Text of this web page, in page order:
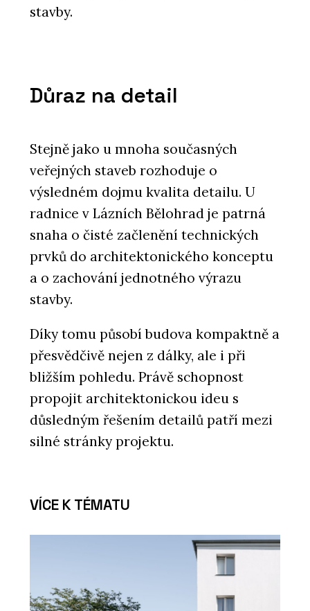
stavby.
Důraz na detail
Stejně jako u mnoha současných
veřejných staveb rozhoduje o
výsledném dojmu kvalita detailu. U
radnice v Lázních Bělohrad je patrná
snaha o čisté začlenění technických
prvků do architektonického konceptu
a o zachování jednotného výrazu
stavby.
Díky tomu působí budova kompaktně a
přesvědčivě nejen z dálky, ale i při
bližším pohledu. Právě schopnost
propojit architektonickou ideu s
důsledným řešením detailů patří mezi
silné stránky projektu.
VÍCE K TÉMATU